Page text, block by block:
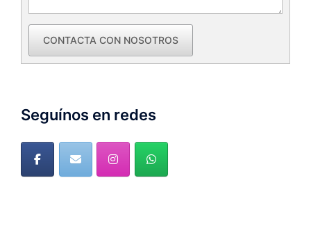
CONTACTA CON NOSOTROS
Seguínos en redes